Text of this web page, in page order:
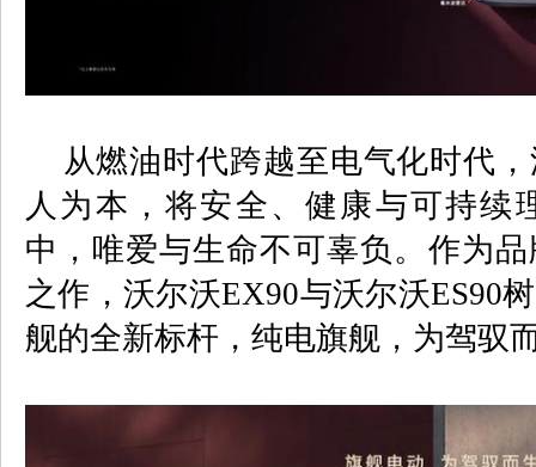
从燃油时代跨越至电气化时代，
人为本，将安全、健康与可持续
中，唯爱与生命不可辜负。作为
之作，沃尔沃EX90与沃尔沃ES90
舰的全新标杆，纯电旗舰，为驾驭